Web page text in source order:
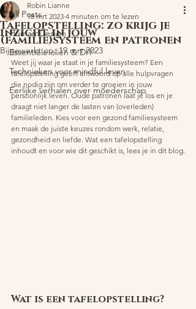
All Posts
Human Design
Essentiële oliën & DIY
Technieken voor mindful leven
Eerlijke verhalen over moederschap
Tafelopstelling: zo krijg je
inzicht in jouw
(familie)systeem en patronen
Robin Lianne
18 mrt 2023 4 minuten om te lezen
Bijgewerkt op:19 mrt 2023
Weet jij waar je staat in je familiesysteem? Een
tafelopstelling geeft antwoord op alle hulpvragen
die nodig zijn om verder te groeien in jouw
persoonlijk leven. Oude patronen laat je los en je
draagt niet langer de lasten van (overleden)
familieleden. Kies voor een gezond familiesysteem
en maak de juiste keuzes rondom werk, relatie,
gezondheid en liefde. Wat een tafelopstelling
inhoudt en voor wie dit geschikt is, lees je in dit blog.
Wat is een tafelopstelling?